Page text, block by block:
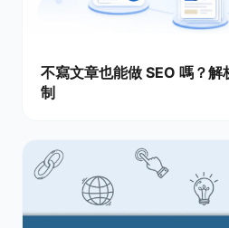
不寫文章也能做 SEO 嗎？
制